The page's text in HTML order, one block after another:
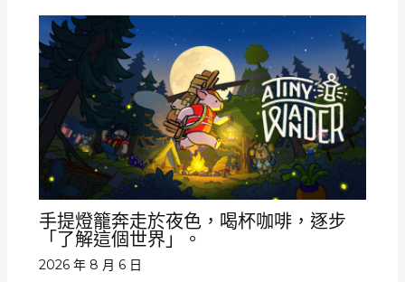
手提燈籠奔走於夜色，喝杯咖啡，逐步
「了解這個世界」。
2026 年 8 月 6 日